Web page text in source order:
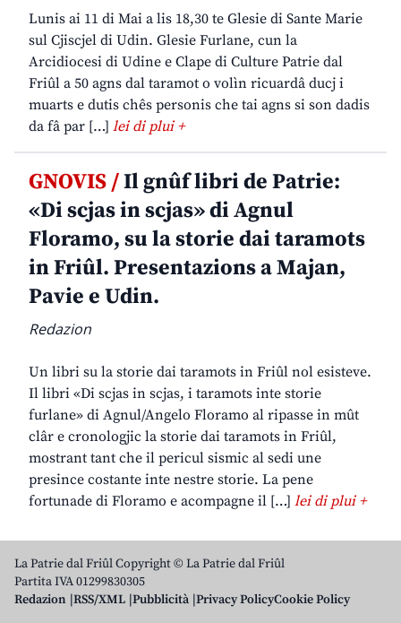
Lunis ai 11 di Mai a lis 18,30 te Glesie di Sante Marie
sul Cjiscjel di Udin. Glesie Furlane, cun la
Arcidiocesi di Udine e Clape di Culture Patrie dal
Friûl a 50 agns dal taramot o volìn ricuardâ ducj i
muarts e dutis chês personis che tai agns si son dadis
da fâ par […] lei di plui +
GNOVIS /Il gnûf libri de Patrie:
«Di scjas in scjas» di Agnul
Floramo, su la storie dai taramots
in Friûl. Presentazions a Majan,
Pavie e Udin.
Redazion
Un libri su la storie dai taramots in Friûl nol esisteve.
Il libri «Di scjas in scjas, i taramots inte storie
furlane» di Agnul/Angelo Floramo al ripasse in mût
clâr e cronologjic la storie dai taramots in Friûl,
mostrant tant che il pericul sismic al sedi une
presince costante inte nestre storie. La pene
fortunade di Floramo e acompagne il […] lei di plui +
La Patrie dal Friûl Copyright © La Patrie dal Friûl
Partita IVA 01299830305
Redazion RSS/XML Pubblicità Privacy PolicyCookie Policy